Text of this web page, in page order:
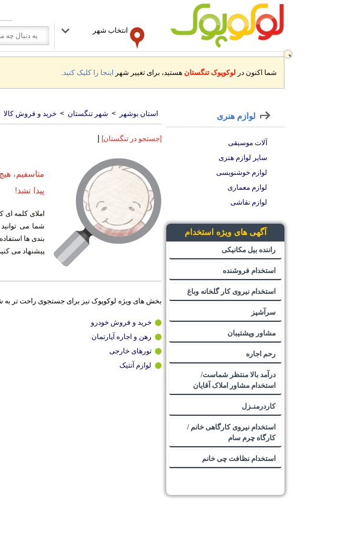
انتخاب شهر
شما اکنون در لوکوپوک تنگستان هستید، برای تغییر شهر اینجا را کلیک کنید.
استان بوشهر > شهر تنگستان > خرید و فروش کالا
[جستجو در تنگستان] |
متاسفیم،
پیدا نشد!
املای کلمه ای
شما می
بندی ها
پیشنهاد می
بخش های ویژه لوکوپوک نیز برای جستجوی راحت تر
خرید و فروش خودرو
رهن و اجاره آپارتمان
تورهای خارجی
لوازم آنتیک
لوازم هنری
آلات موسیقی
سایر لوازم هنری
لوازم خوشنویسی
لوازم معماری
لوازم نقاشی
آگهی های ویژه استخدام
راننده بیل مکانیکی
استخدام فروشنده
استخدام نیروی کار گلخانه وباغ
سرآشپز
مشاور وپشتیبان
رحم اجاره
درآمد بالا منتظر شماست/
استخدام مشاور املاک آقایان
کاردرمنـزل
استخدام نیروی کارگاهی خانم /
کارگاه چرم سام
استخدام نظافت چی خانم